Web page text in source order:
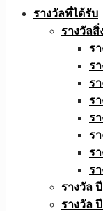
รางวัลที่ได้รับ
รางวัล
ร
ร
ร
ร
ร
ร
ร
ร
รางวัล
รางวัล